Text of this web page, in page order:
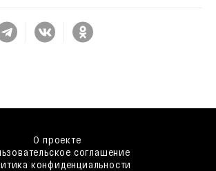
О проекте
соглашение
конфиденциальности